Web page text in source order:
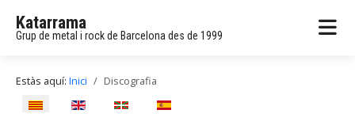
Katarrama
Grup de metal i rock de Barcelona des de 1999
Estàs aquí: Inici Discografia
Seleccioni el seu idioma